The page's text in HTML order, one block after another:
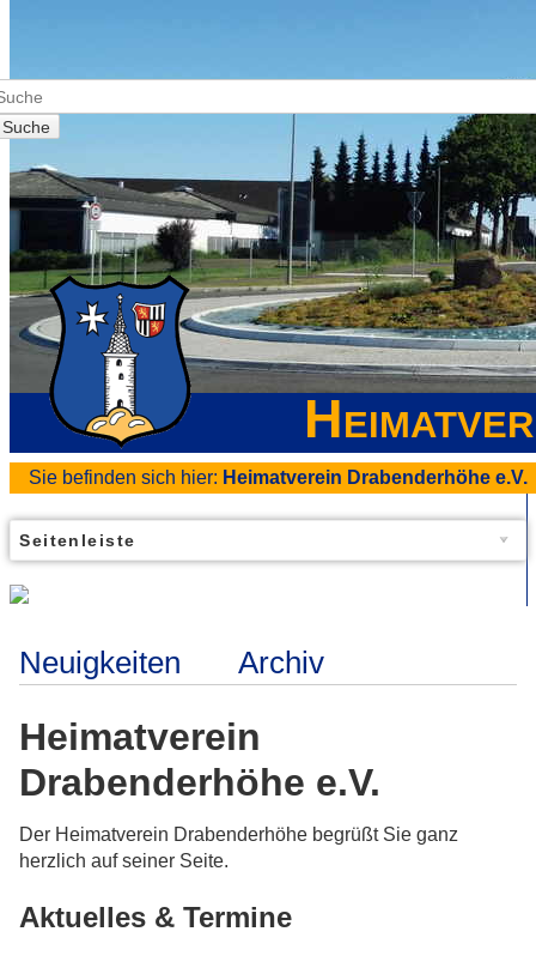
Suche
Sie befinden sich hier: Heimatverein Drabenderhöhe e.V.
Seitenleiste
Neuigkeiten Archiv
Heimatverein
Drabenderhöhe e.V.
Der Heimatverein Drabenderhöhe begrüßt Sie ganz
herzlich auf seiner Seite.
Aktuelles & Termine